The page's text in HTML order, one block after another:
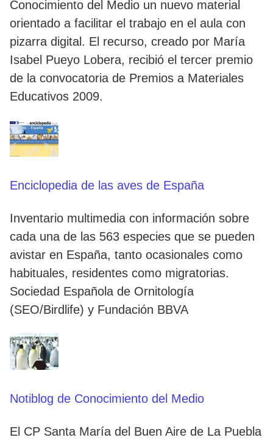
Conocimiento del Medio un nuevo material
orientado a facilitar el trabajo en el aula con
pizarra digital. El recurso, creado por María
Isabel Pueyo Lobera, recibió el tercer premio
de la convocatoria de Premios a Materiales
Educativos 2009.
Enciclopedia de las aves de España
Inventario multimedia con información sobre
cada una de las 563 especies que se pueden
avistar en España, tanto ocasionales como
habituales, residentes como migratorias.
Sociedad Española de Ornitología
(SEO/Birdlife) y Fundación BBVA
Notiblog de Conocimiento del Medio
El CP Santa María del Buen Aire de La Puebla